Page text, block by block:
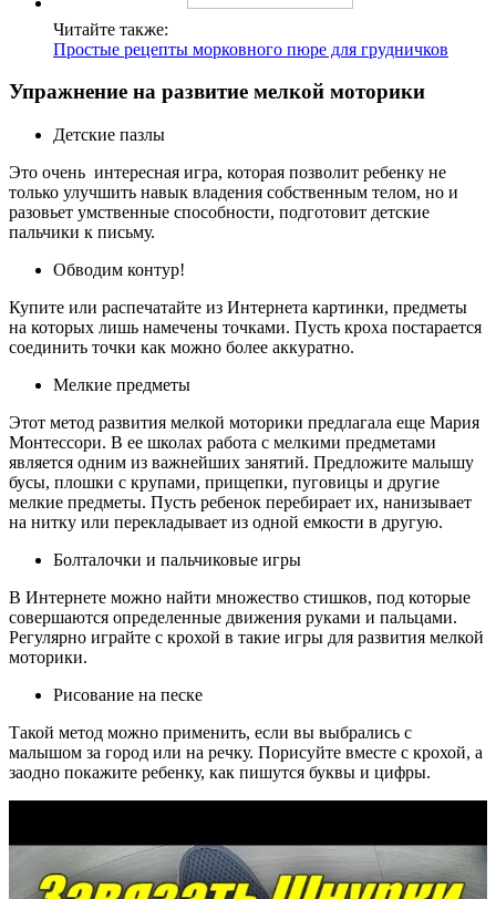
Читайте также:
Простые рецепты морковного пюре для грудничков
Упражнение на развитие мелкой моторики
Детские пазлы
Это очень интересная игра, которая позволит ребенку не
только улучшить навык владения собственным телом, но и
разовьет умственные способности, подготовит детские
пальчики к письму.
Обводим контур!
Купите или распечатайте из Интернета картинки, предметы
на которых лишь намечены точками. Пусть кроха постарается
соединить точки как можно более аккуратно.
Мелкие предметы
Этот метод развития мелкой моторики предлагала еще Мария
Монтессори. В ее школах работа с мелкими предметами
является одним из важнейших занятий. Предложите малышу
бусы, плошки с крупами, прищепки, пуговицы и другие
мелкие предметы. Пусть ребенок перебирает их, нанизывает
на нитку или перекладывает из одной емкости в другую.
Болталочки и пальчиковые игры
В Интернете можно найти множество стишков, под которые
совершаются определенные движения руками и пальцами.
Регулярно играйте с крохой в такие игры для развития мелкой
моторики.
Рисование на песке
Такой метод можно применить, если вы выбрались с
малышом за город или на речку. Порисуйте вместе с крохой, а
заодно покажите ребенку, как пишутся буквы и цифры.